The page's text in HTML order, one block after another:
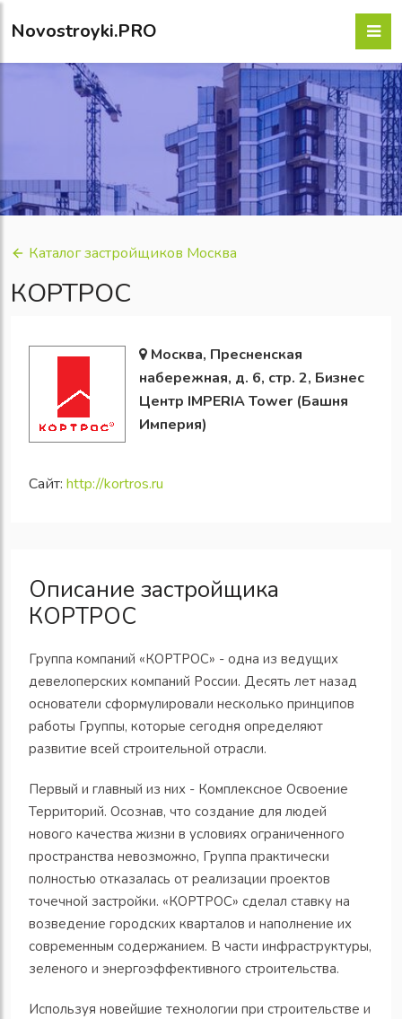
Novostroyki.PRO
Каталог застройщиков Москва
КОРТРОС
Москва, Пресненская
набережная, д. 6, стр. 2, Бизнес
Центр IMPERIA Tower (Башня
Империя)
Сайт: http://kortros.ru
Описание застройщика
КОРТРОС
Группа компаний «КОРТРОС» - одна из ведущих
девелоперских компаний России. Десять лет назад
основатели сформулировали несколько принципов
работы Группы, которые сегодня определяют
развитие всей строительной отрасли.
Первый и главный из них - Комплексное Освоение
Территорий. Осознав, что создание для людей
нового качества жизни в условиях ограниченного
пространства невозможно, Группа практически
полностью отказалась от реализации проектов
точечной застройки. «КОРТРОС» сделал ставку на
возведение городских кварталов и наполнение их
современным содержанием. В части инфраструктуры,
зеленого и энергоэффективного строительства.
Используя новейшие технологии при строительстве и